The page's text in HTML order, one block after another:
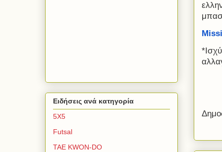
Ειδήσεις ανά κατηγορία
5Χ5
Futsal
TAE KWON-DO